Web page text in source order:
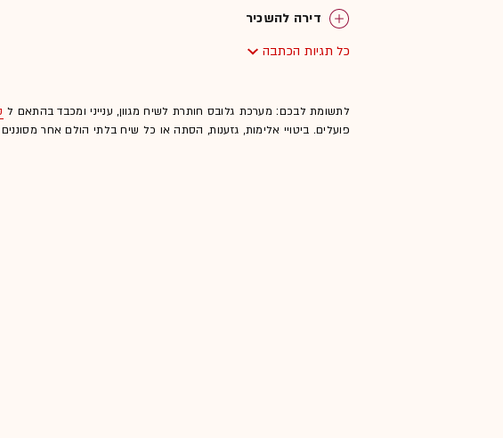
דירה להשכיר
כל תגיות הכתבה
לתשומת לבכם: מערכת גלובס חותרת לשיח מגוון, ענייני ומכבד בהתאם ל
פועלים. ביטויי אלימות, גזענות, הסתה או כל שיח בלתי הולם אחר